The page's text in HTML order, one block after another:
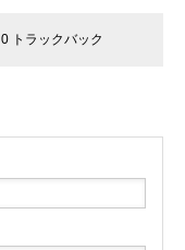
0 トラックバック